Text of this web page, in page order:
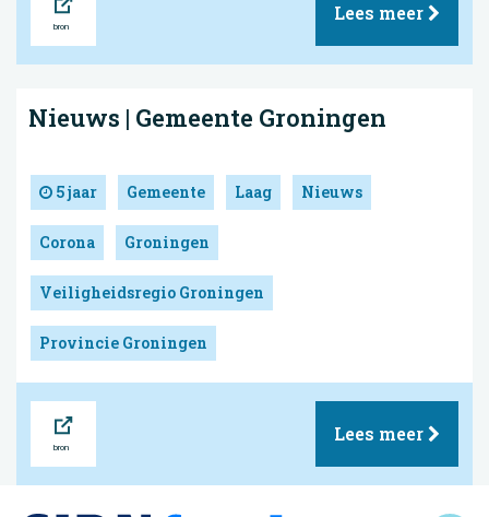
Lees meer
Nieuws | Gemeente Groningen
5 jaar Gemeente Laag Nieuws
Corona Groningen
Veiligheidsregio Groningen
Provincie Groningen
Lees meer